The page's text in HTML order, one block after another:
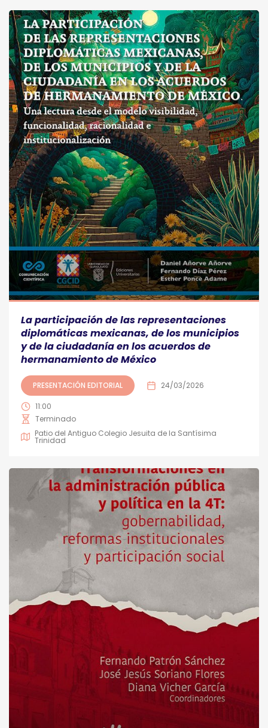
La participación de las representaciones
diplomáticas mexicanas, de los municipios
y de la ciudadanía en los acuerdos de
hermanamiento de México
PRESENTACIÓN EDITORIAL 24/03/2026
11:00
Terminado
Patio del Antiguo Colegio Jesuita de la Santísima
Trinidad